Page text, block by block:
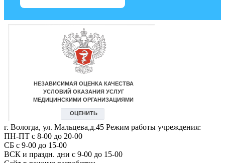
г. Вологда, ул. Мальцева,д.45 Режим работы учреждения:
ПН-ПТ с 8-00 до 20-00
СБ с 9-00 до 15-00
ВСК и праздн. дни с 9-00 до 15-00